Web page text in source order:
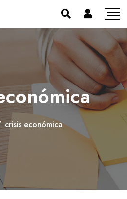
crisis económica